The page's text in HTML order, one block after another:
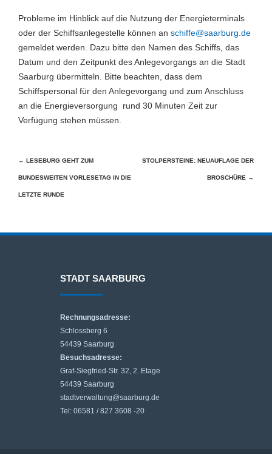
Probleme im Hinblick auf die Nutzung der Energieterminals
oder der Schiffsanlegestelle können an schiffe@saarburg.de
gemeldet werden. Dazu bitte den Namen des Schiffs, das
Datum und den Zeitpunkt des Anlegevorgangs an die Stadt
Saarburg übermitteln. Bitte beachten, dass dem
Schiffspersonal für den Anlegevorgang und zum Anschluss
an die Energieversorgung rund 30 Minuten Zeit zur
Verfügung stehen müssen.
Beitragsnavigation
← LESEBURG GEHT ZUM
BUNDESWEITEN VORLESETAG IN DIE
LETZTE RUNDE
STOLPERSTEINE: NEUAUFLAGE DER
BROSCHÜRE →
STADT SAARBURG
Rechnungsadresse:
Schlossberg 6
54439 Saarburg
Besuchsadresse:
Graf-Siegfried-Str. 32, 2. Etage
54439 Saarburg
stadtverwaltung@saarburg.de
Tel: 06581 / 827 3608 -20